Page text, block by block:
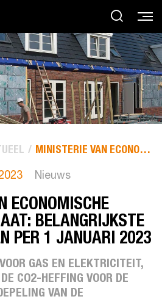
MINISTERIE VAN ECONOMISCHE ZAKEN EN KLIMAAT:...
Nieuws
ECONOMISCHE
BELANGRIJKSTE
PER 1 JANUARI 2023
GAS EN ELEKTRICITEIT,
CO2-HEFFING VOOR DE
VAN DE